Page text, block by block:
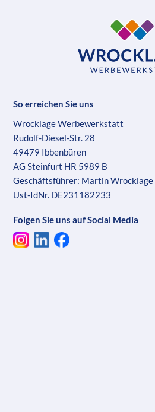
So erreichen Sie uns
Wrocklage Werbewerkstatt
Rudolf-Diesel-Str. 28
49479 Ibbenbüren
AG Steinfurt HR 5989 B
Geschäftsführer: Martin Wrocklage
Ust-IdNr. DE231182233
Folgen Sie uns auf Social Media